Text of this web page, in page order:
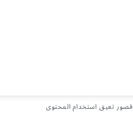
قصور تعيق استخدام المحتوى